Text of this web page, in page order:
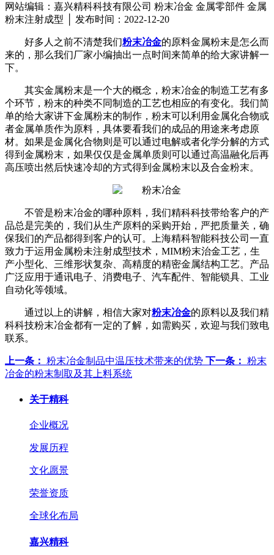
网站编辑：嘉兴精科科技有限公司 粉末冶金 金属零部件 金属
粉末注射成型 │ 发布时间：2022-12-20
好多人之前不清楚我们粉末冶金的原料金属粉末是怎么而
来的，那么我们厂家小编抽出一点时间来简单的给大家讲解一
下。
其实金属粉末是一个大的概念，粉末冶金的制造工艺有多
个环节，粉末的种类不同制造的工艺也相应的有变化。我们简
单的给大家讲下金属粉末的制作，粉末可以利用金属化合物或
者金属单质作为原料，具体要看我们的成品的用途来考虑原
材。如果是金属化合物则是可以通过电解或者化学分解的方式
得到金属粉末，如果仅仅是金属单质则可以通过高温融化后再
高压喷出然后快速冷却的方式得到金属粉末以及合金粉末。
不管是粉末冶金的哪种原料，我们精科科技带给客户的产
品总是完美的，我们从生产原料的采购开始，严把质量关，确
保我们的产品都得到客户的认可。上海精科智能科技公司一直
致力于运用金属粉未注射成型技术，MIM粉末治金工艺，生
产小型化、三维形状复杂、高精度的精密金属结构工艺。产品
广泛应用于通讯电子、消费电子、汽车配件、智能锁具、工业
自动化等领域。
通过以上的讲解，相信大家对粉末冶金的原料以及我们精
科科技粉末冶金都有一定的了解，如需购买，欢迎与我们致电
联系。
上一条： 粉末冶金制品中温压技术带来的优势 下一条： 粉末
冶金的粉末制取及其上料系统
关于精科
企业概况
发展历程
文化愿景
荣誉资质
全球化布局
嘉兴精科